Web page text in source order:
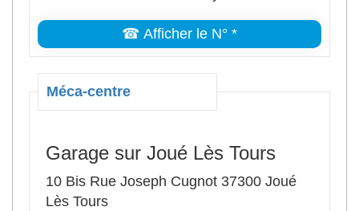
☎ Afficher le N° *
Méca-centre
Garage sur Joué Lès Tours
10 Bis Rue Joseph Cugnot 37300 Joué
Lès Tours